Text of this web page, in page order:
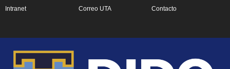
Intranet Correo UTA Contacto